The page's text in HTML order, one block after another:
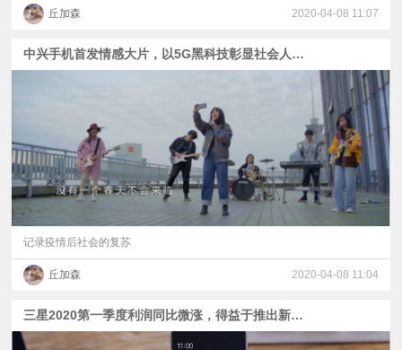
丘加森 2020-04-08 11:07
中兴手机首发情感大片，以5G黑科技彰显社会人文关怀
记录疫情后社会的复苏
丘加森 2020-04-08 11:04
三星2020第一季度利润同比微涨，得益于推出新的5G手机